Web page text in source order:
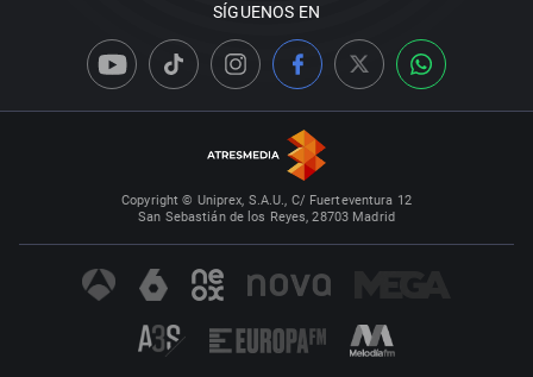
SÍGUENOS EN
Copyright © Uniprex, S.A.U., C/ Fuerteventura 12
San Sebastián de los Reyes, 28703 Madrid